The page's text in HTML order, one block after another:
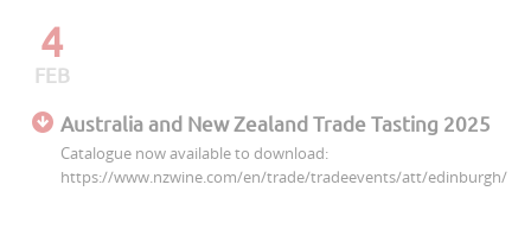
4
FEB
Australia and New Zealand Trade Tasting 2025
Catalogue now available to download:
https://www.nzwine.com/en/trade/tradeevents/att/edinburgh/